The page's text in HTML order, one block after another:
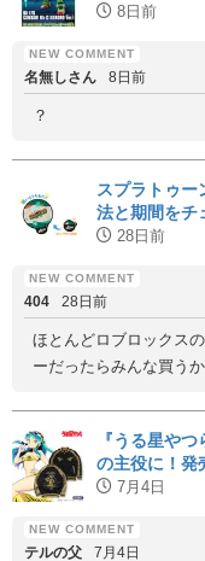
8日前
名無しさん 8日前
？
スプラトゥー
法と期間をチ
28日前
404 28日前
ほとんどロブロックス
ーだったらみんな買う
『うる星や
の主役に！発
7月4日
テルの父 7月4日